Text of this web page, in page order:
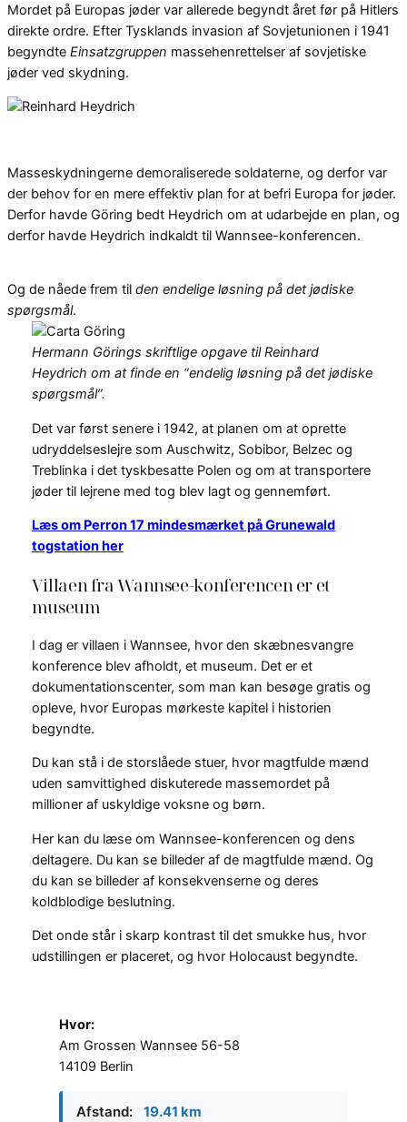
Mordet på Europas jøder var allerede begyndt året før på Hitlers
direkte ordre. Efter Tysklands invasion af Sovjetunionen i 1941
begyndte Einsatzgruppen massehenrettelser af sovjetiske
jøder ved skydning.
Masseskydningerne demoraliserede soldaterne, og derfor var
der behov for en mere effektiv plan for at befri Europa for jøder.
Derfor havde Göring bedt Heydrich om at udarbejde en plan, og
derfor havde Heydrich indkaldt til Wannsee-konferencen.
Og de nåede frem til den endelige løsning på det jødiske
spørgsmål.
Hermann Görings skriftlige opgave til Reinhard
Heydrich om at finde en “endelig løsning på det jødiske
spørgsmål”.
Det var først senere i 1942, at planen om at oprette
udryddelseslejre som Auschwitz, Sobibor, Belzec og
Treblinka i det tyskbesatte Polen og om at transportere
jøder til lejrene med tog blev lagt og gennemført.
Læs om Perron 17 mindesmærket på Grunewald
togstation her
Villaen fra Wannsee-konferencen er et
museum
I dag er villaen i Wannsee, hvor den skæbnesvangre
konference blev afholdt, et museum. Det er et
dokumentationscenter, som man kan besøge gratis og
opleve, hvor Europas mørkeste kapitel i historien
begyndte.
Du kan stå i de storslåede stuer, hvor magtfulde mænd
uden samvittighed diskuterede massemordet på
millioner af uskyldige voksne og børn.
Her kan du læse om Wannsee-konferencen og dens
deltagere. Du kan se billeder af de magtfulde mænd. Og
du kan se billeder af konsekvenserne og deres
koldblodige beslutning.
Det onde står i skarp kontrast til det smukke hus, hvor
udstillingen er placeret, og hvor Holocaust begyndte.
Hvor:
Am Grossen Wannsee 56-58
14109 Berlin
Afstand: 19.41 km